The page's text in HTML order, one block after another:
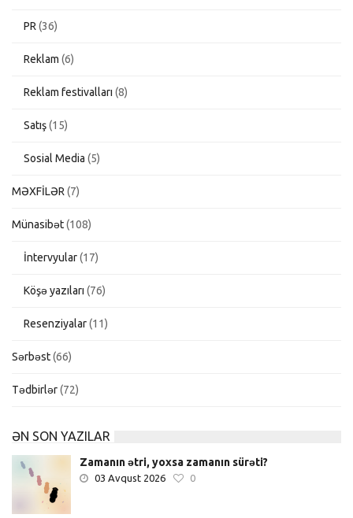
PR (36)
Reklam (6)
Reklam festivalları (8)
Satış(15)
Sosial Media (5)
MƏXFİLƏR (7)
Münasibət(108)
İntervyular(17)
Köşə yazıları (76)
Resenziyalar(11)
Sərbəst(66)
Tədbirlər(72)
ƏN SON YAZILAR
Zamanın ətri, yoxsa zamanın sürəti?
03 Avqust 2026 0